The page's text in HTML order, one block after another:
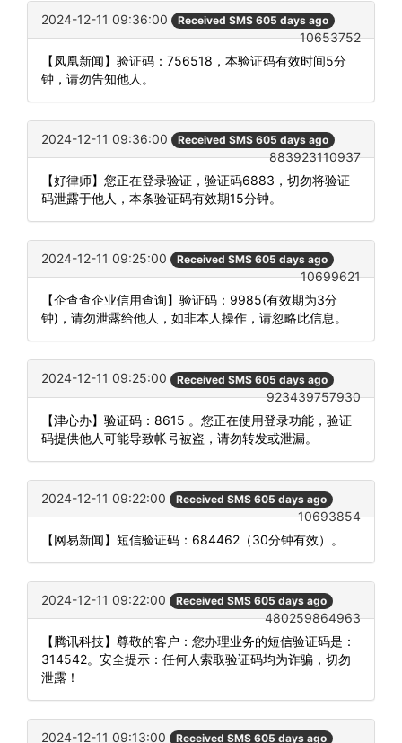
2024-12-11 09:36:00 Received SMS 605 days ago
10653752
【凤凰新闻】验证码：756518，本验证码有效时间5分
钟，请勿告知他人。
2024-12-11 09:36:00 Received SMS 605 days ago
883923110937
【好律师】您正在登录验证，验证码6883，切勿将验证
码泄露于他人，本条验证码有效期15分钟。
2024-12-11 09:25:00 Received SMS 605 days ago
10699621
【企查查企业信用查询】验证码：9985(有效期为3分
钟)，请勿泄露给他人，如非本人操作，请忽略此信息。
2024-12-11 09:25:00 Received SMS 605 days ago
923439757930
【津心办】验证码：8615 。您正在使用登录功能，验证
码提供他人可能导致帐号被盗，请勿转发或泄漏。
2024-12-11 09:22:00 Received SMS 605 days ago
10693854
【网易新闻】短信验证码：684462（30分钟有效）。
2024-12-11 09:22:00 Received SMS 605 days ago
480259864963
【腾讯科技】尊敬的客户：您办理业务的短信验证码是：
314542。安全提示：任何人索取验证码均为诈骗，切勿
泄露！
2024-12-11 09:13:00 Received SMS 605 days ago